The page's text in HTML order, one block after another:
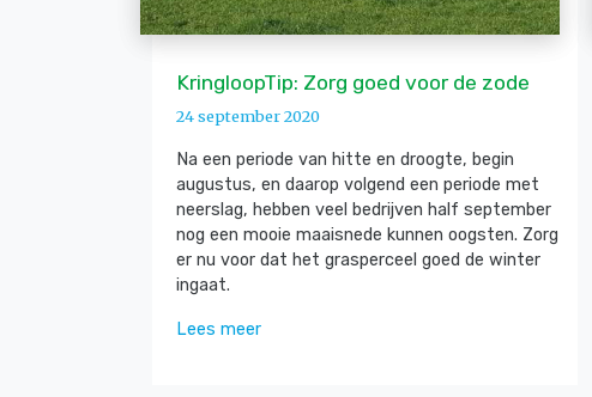
KringloopTip: Zorg goed voor de zode
24 september 2020
Na een periode van hitte en droogte, begin
augustus, en daarop volgend een periode met
neerslag, hebben veel bedrijven half september
nog een mooie maaisnede kunnen oogsten. Zorg
er nu voor dat het grasperceel goed de winter
ingaat.
Lees meer